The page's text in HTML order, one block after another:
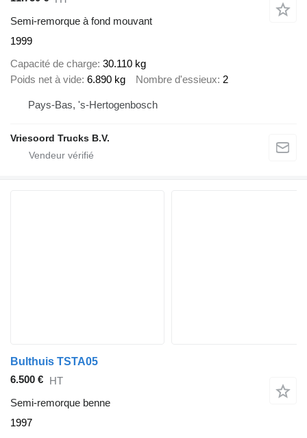
Semi-remorque à fond mouvant
1999
Capacité de charge 30.110 kg
Poids net à vide 6.890 kg Nombre d'essieux 2
Pays-Bas, 's-Hertogenbosch
Vriesoord Trucks B.V.
Bulthuis TSTA05
6.500 € HT
Semi-remorque benne
1997